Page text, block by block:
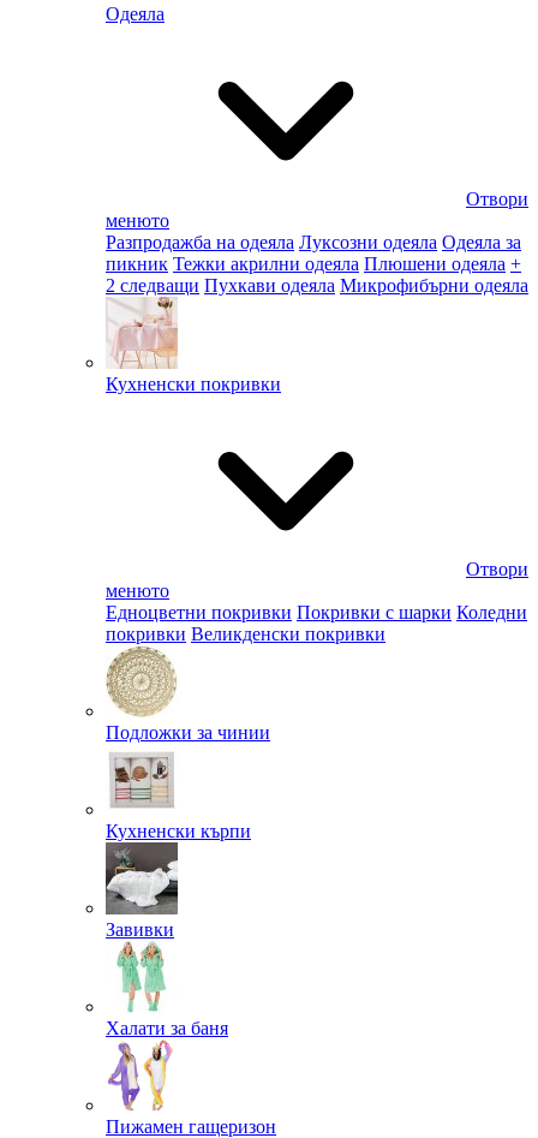
Одеяла
Отвори
менюто
Разпродажба на одеяла Луксозни одеяла Одеяла за
пикник Тежки акрилни одеяла Плюшени одеяла +
2 следващи Пухкави одеяла Микрофибърни одеяла
Кухненски покривки
Отвори
менюто
Едноцветни покривки Покривки с шарки Коледни
покривки Великденски покривки
Подложки за чинии
Кухненски кърпи
Завивки
Халати за баня
Пижамен гащеризон